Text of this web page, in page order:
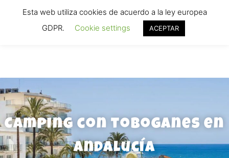
Hoteles con Toboganes .ORG
Camping con toboganes en
Andalucía
Esta web utiliza cookies de acuerdo a la ley europea
GDPR.
Cookie settings ACEPTAR